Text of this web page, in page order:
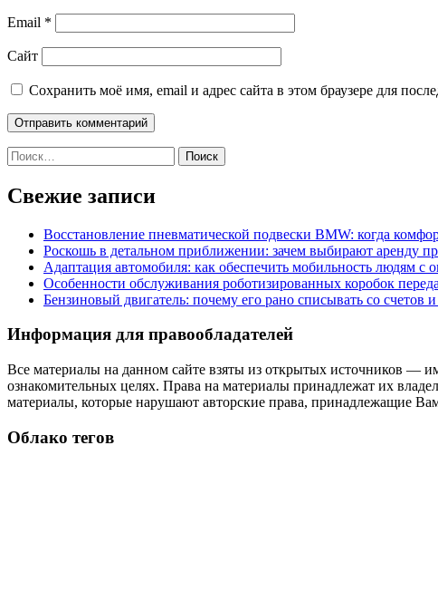
Email *
Сайт
Сохранить моё имя, email и адрес сайта в этом браузере для
Найти:
Свежие записи
Восстановление пневматической подвески BMW: когда
Роскошь в детальном приближении: зачем выбирают аренду
Адаптация автомобиля: как обеспечить мобильность людям
Особенности обслуживания роботизированных коробок
Бензиновый двигатель: почему его рано списывать со счетов
Информация для правообладателей
Все материалы на данном сайте взяты из открытых источников —
ознакомительных целях. Права на материалы принадлежат их
материалы, которые нарушают авторские права, принадлежащие
Облако тегов